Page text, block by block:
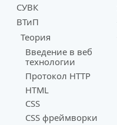
СУВК
ВТиП
Теория
Введение в веб
технологии
Протокол HTTP
HTML
CSS
CSS фреймворки